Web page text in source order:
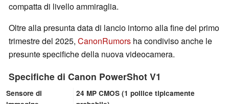
compatta di livello ammiraglia.
Oltre alla presunta data di lancio intorno alla fine del primo
trimestre del 2025, CanonRumors ha condiviso anche le
presunte specifiche della nuova videocamera.
Specifiche di Canon PowerShot V1
Sensore di
24 MP CMOS (1 pollice tipicamente